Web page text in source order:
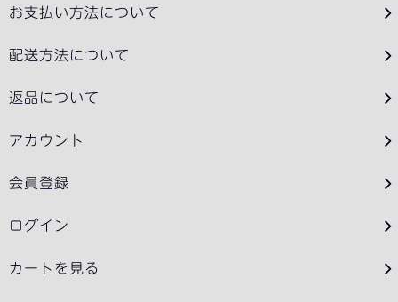
お支払い方法について
配送方法について
返品について
アカウント
会員登録
ログイン
カートを見る